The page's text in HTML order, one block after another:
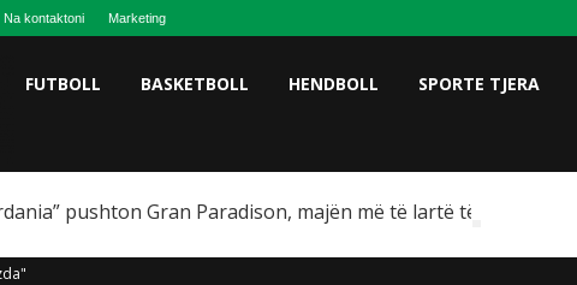
Na kontaktoni Marketing
FUTBOLL BASKETBOLL HENDBOLL SPORTE TJERA
pushton Gran Paradison, majën më të lartë të Italisë